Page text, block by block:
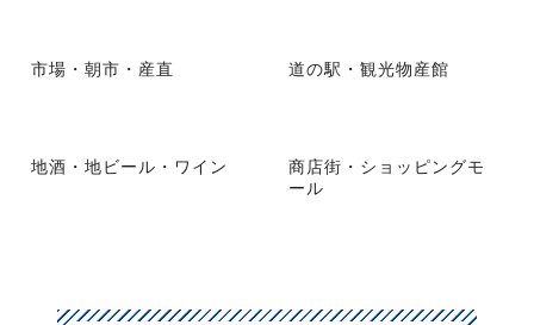
市場・朝市・産直 道の駅・観光物産館
地酒・地ビール・ワイン
商店街・ショッピングモ
ール